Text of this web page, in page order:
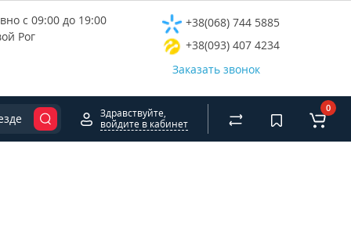
с 09:00 до 19:00
Рог
+38(068) 744 5885
+38(093) 407 4234
Заказать звонок
Здравствуйте,
войдите в кабинет
0